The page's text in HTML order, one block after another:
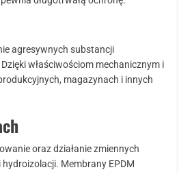
agresywnych substancji
właściwościom mechanicznym i
magazynach i innych
oraz działanie zmiennych
Membrany EPDM